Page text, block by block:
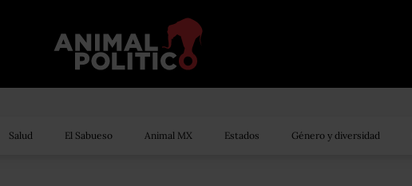
Salud El Sabueso Animal MX Estados Género y diversidad